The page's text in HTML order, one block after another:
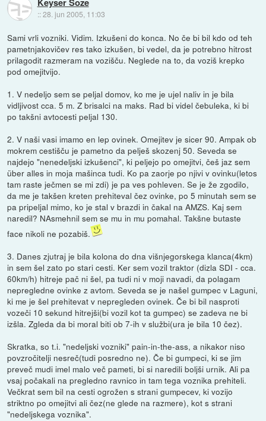
::28. jun 2005, 11:03
Sami vrli vozniki. Vidim. Izkušeni do konca. No če bi bil kdo od teh
pametnjakovičev res tako izkušen, bi vedel, da je potrebno hitrost
prilagodit razmeram na vozišču. Neglede na to, da voziš krepko
pod omejitvijo.
1. V nedeljo sem se peljal domov, ko me je ujel naliv in je bila
vidljivost cca. 5 m. Z brisalci na maks. Rad bi videl čebuleka, ki bi
po takšni avtocesti peljal 130.
2. V naši vasi imamo en lep ovinek. Omejitev je sicer 90. Ampak ob
mokrem cestišču je pametno da pelješ skozenj 50. Seveda se
najdejo "nenedeljski izkušenci", ki peljejo po omejitvi, češ jaz sem
über alles in moja mašinca tudi. Ko pa zaorje po njivi v ovinku(letos
tam raste ječmen se mi zdi) je pa ves pohleven. Se je že zgodilo,
da me je takšen kreten prehiteval čez ovinke, po 5 minutah sem se
pa pripeljal mimo, ko je stal v brazdi in čakal na AMZS. Kaj sem
naredil? NAsmehnil sem se mu in mu pomahal. Takšne butaste
face nikoli ne pozabiš.
3. Danes zjutraj je bila kolona do dna višnjegorskega klanca(4km)
in sem šel zato po stari cesti. Ker sem vozil traktor (dizla SDI - cca.
60km/h) hitreje pač ni šel, pa tudi ni v moji navadi, da polagam
nepregledne ovinke z avtom. Seveda se je našel gumpec v Laguni,
ki me je šel prehitevat v nepregleden ovinek. Če bi bil nasproti
vozeči 10 sekund hitrejši(bi vozil kot ta gumpec) se zadeva ne bi
izšla. Zgleda da bi moral biti ob 7-ih v službi(ura je bila 10 čez).
Skratka, so t.i. "nedeljski vozniki" pain-in-the-ass, a nikakor niso
povzročitelji nesreč(tudi posredno ne). Če bi gumpeci, ki se jim
preveč mudi imel malo več pameti, bi si naredili boljši urnik. Ali pa
vsaj počakali na pregledno ravnico in tam tega voznika prehiteli.
Večkrat sem bil na cesti ogrožen s strani gumpecev, ki vozijo
striktno po omejitvi ali čez(ne glede na razmere), kot s strani
"nedeljskega voznika".